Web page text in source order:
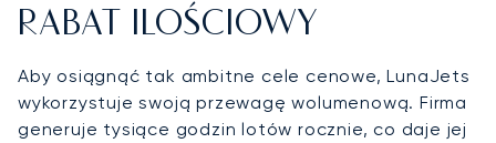
RABAT ILOŚCIOWY
Aby osiągnąć tak ambitne cele cenowe, LunaJets
wykorzystuje swoją przewagę wolumenową. Firma
generuje tysiące godzin lotów rocznie, co daje jej